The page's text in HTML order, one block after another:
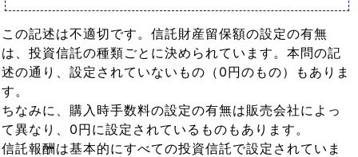
この記述は不適切です。信託財産留保額の設定の有無
は、投資信託の種類ごとに決められています。本問の記
述の通り、設定されていないもの（0円のもの）もありま
す。
ちなみに、購入時手数料の設定の有無は販売会社によっ
て異なり、0円に設定されているものもあります。
信託報酬は基本的にすべての投資信託で設定されていま